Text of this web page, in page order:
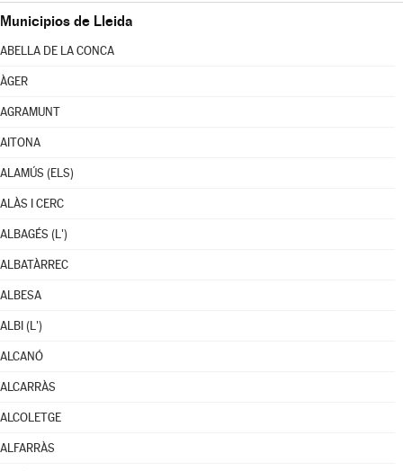
Municipios de Lleida
ABELLA DE LA CONCA
ÀGER
AGRAMUNT
AITONA
ALAMÚS (ELS)
ALÀS I CERC
ALBAGÉS (L')
ALBATÀRREC
ALBESA
ALBI (L')
ALCANÓ
ALCARRÀS
ALCOLETGE
ALFARRÀS